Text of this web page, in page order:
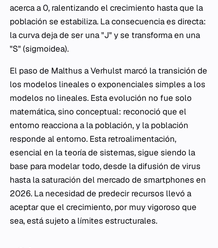
acerca a 0, ralentizando el crecimiento hasta que la
población se estabiliza. La consecuencia es directa:
la curva deja de ser una "J" y se transforma en una
"S" (sigmoidea).
El paso de Malthus a Verhulst marcó la transición de
los modelos lineales o exponenciales simples a los
modelos no lineales. Esta evolución no fue solo
matemática, sino conceptual: reconoció que el
entorno reacciona a la población, y la población
responde al entorno. Esta retroalimentación,
esencial en la teoría de sistemas, sigue siendo la
base para modelar todo, desde la difusión de virus
hasta la saturación del mercado de smartphones en
2026. La necesidad de predecir recursos llevó a
aceptar que el crecimiento, por muy vigoroso que
sea, está sujeto a límites estructurales.